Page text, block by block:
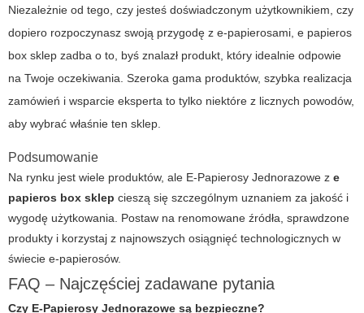
Niezależnie od tego, czy jesteś doświadczonym użytkownikiem, czy
dopiero rozpoczynasz swoją przygodę z e-papierosami, e papieros
box sklep zadba o to, byś znalazł produkt, który idealnie odpowie
na Twoje oczekiwania. Szeroka gama produktów, szybka realizacja
zamówień i wsparcie eksperta to tylko niektóre z licznych powodów,
aby wybrać właśnie ten sklep.
Podsumowanie
Na rynku jest wiele produktów, ale E-Papierosy Jednorazowe z e
papieros box sklep cieszą się szczególnym uznaniem za jakość i
wygodę użytkowania. Postaw na renomowane źródła, sprawdzone
produkty i korzystaj z najnowszych osiągnięć technologicznych w
świecie e-papierosów.
FAQ – Najczęściej zadawane pytania
Czy E-Papierosy Jednorazowe są bezpieczne?